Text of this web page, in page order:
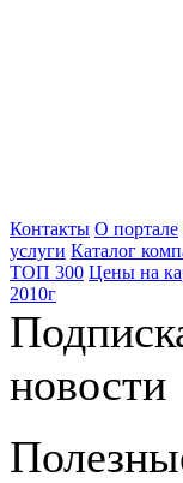
Контакты О портале
услуги Каталог
ТОП 300 Цены на
2010г
новости